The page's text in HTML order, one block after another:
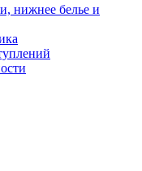
нижнее белье и